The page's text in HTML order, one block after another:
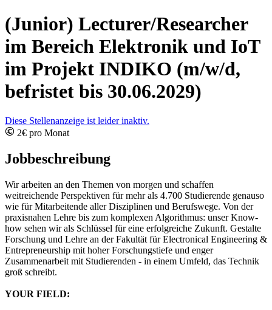
(Junior) Lecturer/Researcher
im Bereich Elektronik und IoT
im Projekt INDIKO (m/w/d,
befristet bis 30.06.2029)
Diese Stellenanzeige ist leider inaktiv.
2€ pro Monat
Jobbeschreibung
Wir arbeiten an den Themen von morgen und schaffen
weitreichende Perspektiven für mehr als 4.700 Studierende genauso
wie für Mitarbeitende aller Disziplinen und Berufswege. Von der
praxisnahen Lehre bis zum komplexen Algorithmus: unser Know-
how sehen wir als Schlüssel für eine erfolgreiche Zukunft. Gestalte
Forschung und Lehre an der Fakultät für Electronical Engineering &
Entrepreneurship mit hoher Forschungstiefe und enger
Zusammenarbeit mit Studierenden - in einem Umfeld, das Technik
groß schreibt.
YOUR FIELD: